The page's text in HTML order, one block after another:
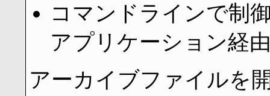
コマンドラインで制
アプリケーション経
アーカイブファイルを